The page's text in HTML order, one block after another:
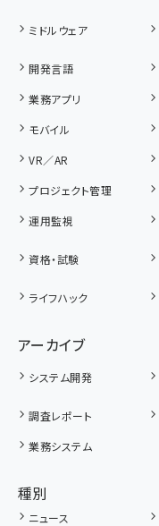
ミドルウェア
開発言語
業務アプリ
モバイル
VR／AR
プロジェクト管理
運用監視
資格・試験
ライフハック
アーカイブ
システム開発
調査レポート
業務システム
種別
ニュース